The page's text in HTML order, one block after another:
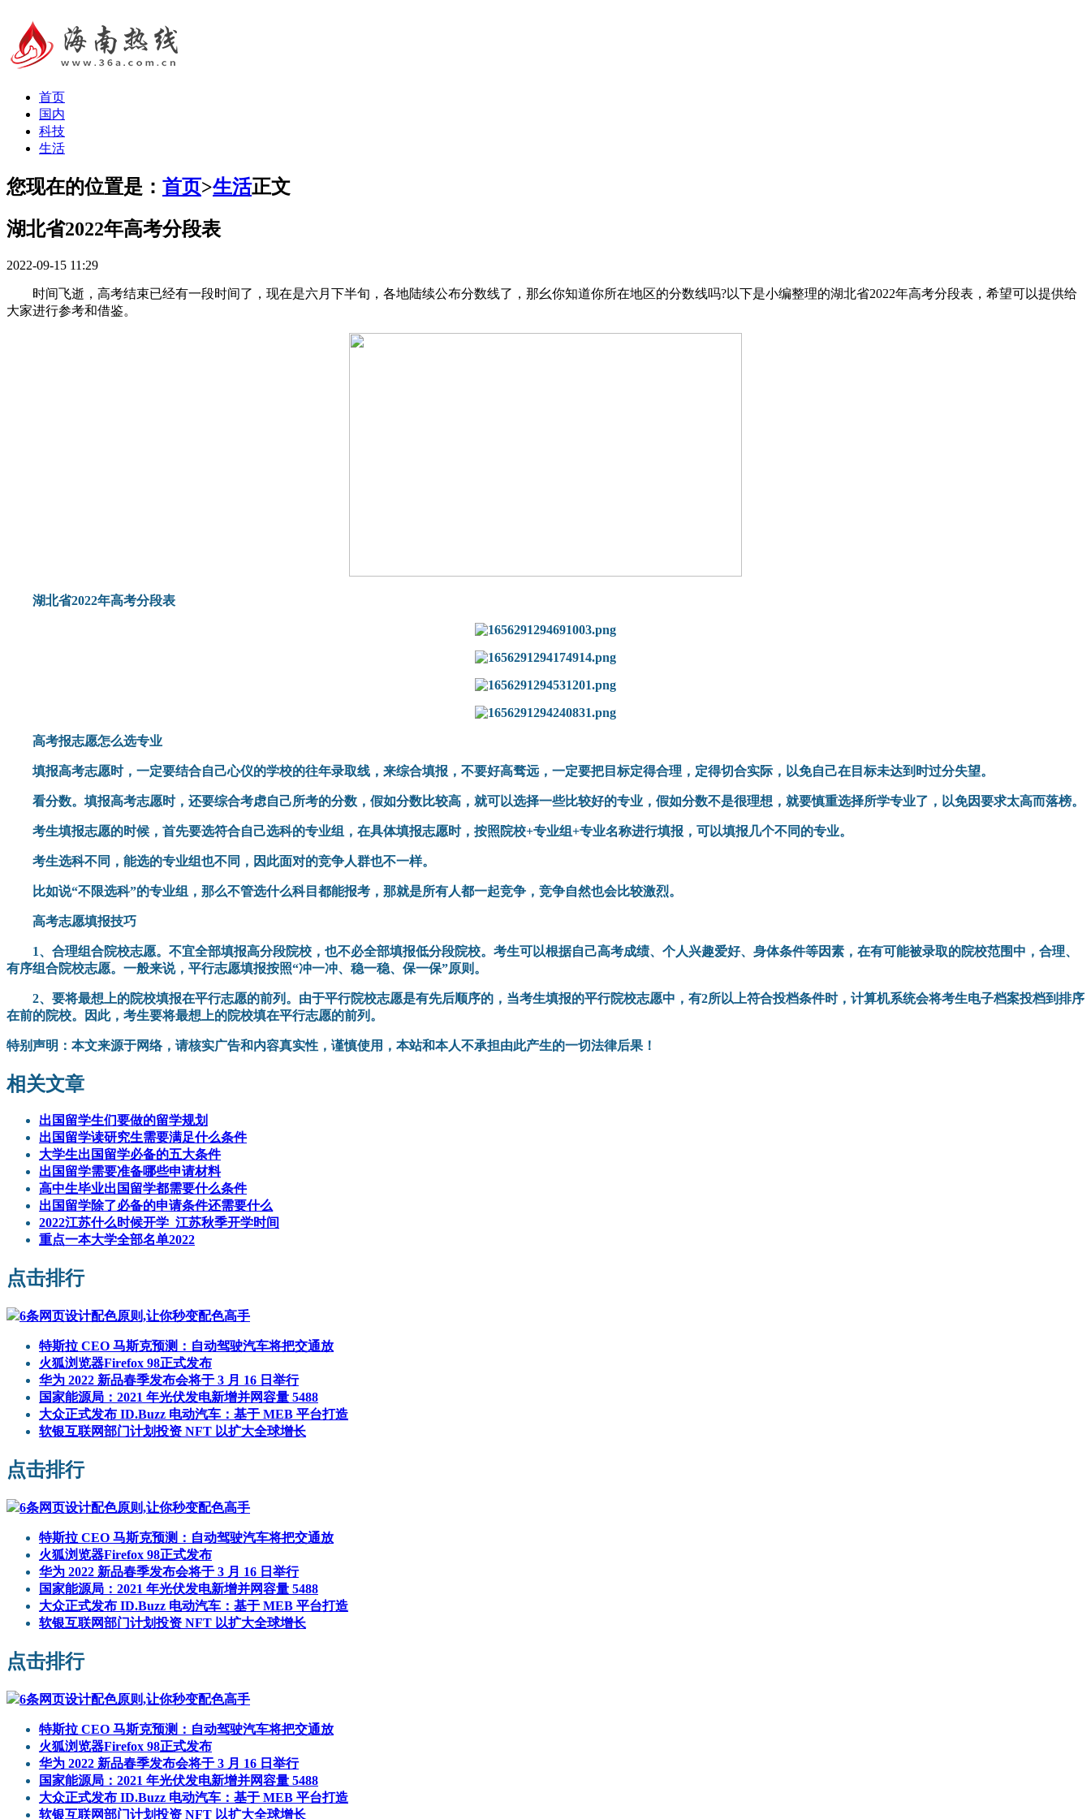
首页
国内
科技
生活
您现在的位置是： 首页>生活正文
湖北省2022年高考分段表
2022-09-15 11:29
时间飞逝，高考结束已经有一段时间了，现在是六月下半旬，各地陆续公布分数线了，那幺你知道你所在地区的分数线吗?以下是小编整理的湖北省2022年高考分段表，希望可以提供给
大家进行参考和借鉴。
湖北省2022年高考分段表
高考报志愿怎么选专业
填报高考志愿时，一定要结合自己心仪的学校的往年录取线，来综合填报，不要好高骛远，一定要把目标定得合理，定得切合实际，以免自己在目标未达到时过分失望。
看分数。填报高考志愿时，还要综合考虑自己所考的分数，假如分数比较高，就可以选择一些比较好的专业，假如分数不是很理想，就要慎重选择所学专业了，以免因要求太高而落榜。
考生填报志愿的时候，首先要选符合自己选科的专业组，在具体填报志愿时，按照院校+专业组+专业名称进行填报，可以填报几个不同的专业。
考生选科不同，能选的专业组也不同，因此面对的竞争人群也不一样。
比如说“不限选科”的专业组，那么不管选什么科目都能报考，那就是所有人都一起竞争，竞争自然也会比较激烈。
高考志愿填报技巧
1、合理组合院校志愿。不宜全部填报高分段院校，也不必全部填报低分段院校。考生可以根据自己高考成绩、个人兴趣爱好、身体条件等因素，在有可能被录取的院校范围中，合理、
有序组合院校志愿。一般来说，平行志愿填报按照“冲一冲、稳一稳、保一保”原则。
2、要将最想上的院校填报在平行志愿的前列。由于平行院校志愿是有先后顺序的，当考生填报的平行院校志愿中，有2所以上符合投档条件时，计算机系统会将考生电子档案投档到排序
在前的院校。因此，考生要将最想上的院校填在平行志愿的前列。
特别声明： 本文来源于网络，请核实广告和内容真实性，谨慎使用，本站和本人不承担由此产生的一切法律后果！
相关文章
出国留学生们要做的留学规划
出国留学读研究生需要满足什么条件
大学生出国留学必备的五大条件
出国留学需要准备哪些申请材料
高中生毕业出国留学都需要什么条件
出国留学除了必备的申请条件还需要什么
2022江苏什么时候开学_江苏秋季开学时间
重点一本大学全部名单2022
点击排行
6条网页设计配色原则,让你秒变配色高手
特斯拉 CEO 马斯克预测：自动驾驶汽车将把交通放
火狐浏览器Firefox 98正式发布
华为 2022 新品春季发布会将于 3 月 16 日举行
国家能源局：2021 年光伏发电新增并网容量 5488
大众正式发布 ID.Buzz 电动汽车：基于 MEB 平台打造
软银互联网部门计划投资 NFT 以扩大全球增长
点击排行
6条网页设计配色原则,让你秒变配色高手
特斯拉 CEO 马斯克预测：自动驾驶汽车将把交通放
火狐浏览器Firefox 98正式发布
华为 2022 新品春季发布会将于 3 月 16 日举行
国家能源局：2021 年光伏发电新增并网容量 5488
大众正式发布 ID.Buzz 电动汽车：基于 MEB 平台打造
软银互联网部门计划投资 NFT 以扩大全球增长
点击排行
6条网页设计配色原则,让你秒变配色高手
特斯拉 CEO 马斯克预测：自动驾驶汽车将把交通放
火狐浏览器Firefox 98正式发布
华为 2022 新品春季发布会将于 3 月 16 日举行
国家能源局：2021 年光伏发电新增并网容量 5488
大众正式发布 ID.Buzz 电动汽车：基于 MEB 平台打造
软银互联网部门计划投资 NFT 以扩大全球增长